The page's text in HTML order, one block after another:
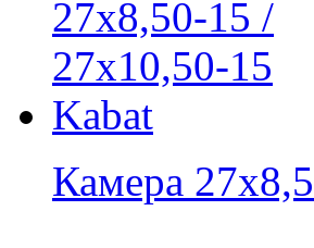
Камера